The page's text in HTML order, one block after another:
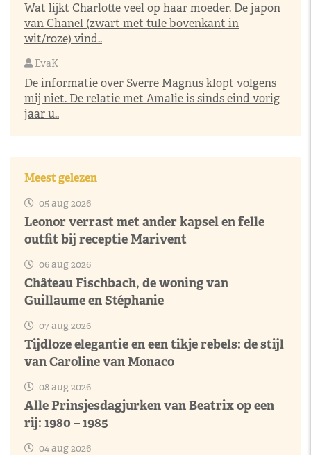
Wat lijkt Charlotte veel op haar moeder. De japon
van Chanel (zwart met tule bovenkant in
wit/roze) vind..
EvaK
De informatie over Sverre Magnus klopt volgens
mij niet. De relatie met Amalie is sinds eind vorig
jaar u..
Meest gelezen
05 aug 2026
Leonor verrast met ander kapsel en felle
outfit bij receptie Marivent
06 aug 2026
Château Fischbach, de woning van
Guillaume en Stéphanie
07 aug 2026
Tijdloze elegantie en een tikje rebels: de stijl
van Caroline van Monaco
08 aug 2026
Alle Prinsjesdagjurken van Beatrix op een
rij: 1980 – 1985
04 aug 2026